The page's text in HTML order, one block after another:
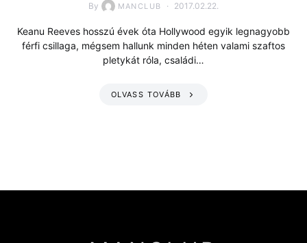
By MANCLUB 2017.02.22.
Keanu Reeves hosszú évek óta Hollywood egyik legnagyobb
férfi csillaga, mégsem hallunk minden héten valami szaftos
pletykát róla, családi…
OLVASS TOVÁBB